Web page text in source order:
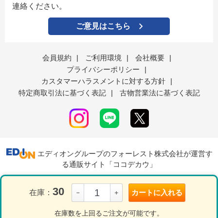
在庫： 30 － ＋ カートに入れる
在庫数を上回るご注文が可能です。
連絡ください。
ご意見はこちら
会員規約 | ご利用環境 | 会社概要
|
プライバシーポリシー
|
カスタマーハラスメントに対する方針
|
特定商取引法に基づく表記
| 古物営業法に基づく表記
エディオングループのフォーレスト株式会社が運営す
る通販サイト「ココデカウ」
表示モード ＰＣ スマートフォン